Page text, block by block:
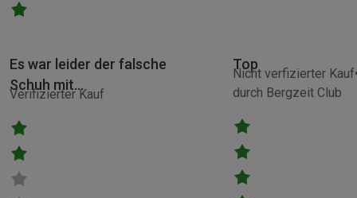
Verifizierter Kauf
Es war leider der falsche
Schuh mit…
Nicht verfizierter Kauf
durch Bergzeit Club
Top